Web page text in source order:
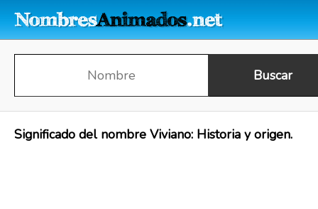
Significado del nombre Viviano: Historia y origen.